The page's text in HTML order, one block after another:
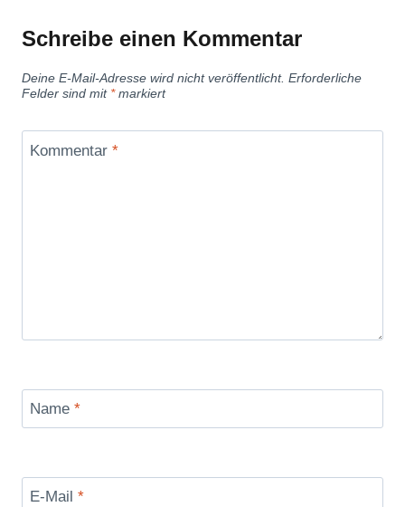
Schreibe einen Kommentar
Deine E-Mail-Adresse wird nicht veröffentlicht. Erforderliche
Felder sind mit *markiert
Kommentar *
Name *
E-Mail *